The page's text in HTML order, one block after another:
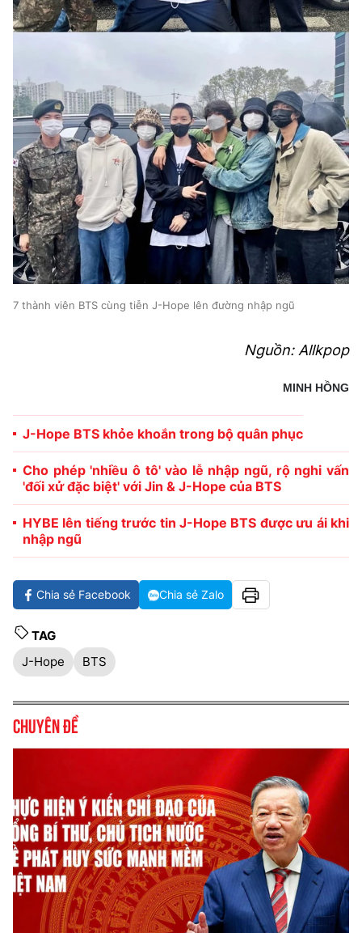
7 thành viên BTS cùng tiễn J-Hope lên đường nhập ngũ
Nguồn: Allkpop
MINH HỒNG
J-Hope BTS khỏe khoắn trong bộ quân phục
Cho phép 'nhiều ô tô' vào lễ nhập ngũ, rộ nghi vấn
'đối xử đặc biệt' với Jin & J-Hope của BTS
HYBE lên tiếng trước tin J-Hope BTS được ưu ái khi
nhập ngũ
Chia sẻ Facebook Chia sẻ Zalo
TAG
J-Hope
BTS
Chuyên đề